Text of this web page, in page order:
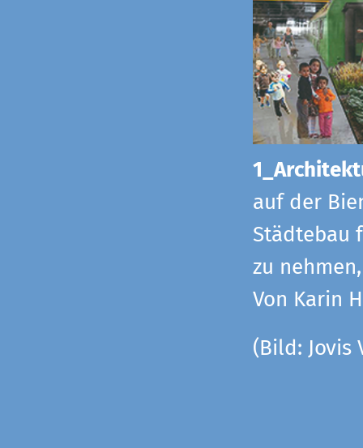
auf der
Städtebau
zu
Von Karin
(Bild: Jovis